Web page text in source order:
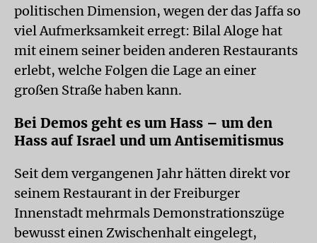
politischen Dimension, wegen der das Jaffa so
viel Aufmerksamkeit erregt: Bilal Aloge hat
mit einem seiner beiden anderen Restaurants
erlebt, welche Folgen die Lage an einer
großen Straße haben kann.
Bei Demos geht es um Hass – um den
Hass auf Israel und um Antisemitismus
Seit dem vergangenen Jahr hätten direkt vor
seinem Res­tau­rant in der Freiburger
Innenstadt mehrmals Demonstrationszüge
bewusst einen Zwischenhalt eingelegt,